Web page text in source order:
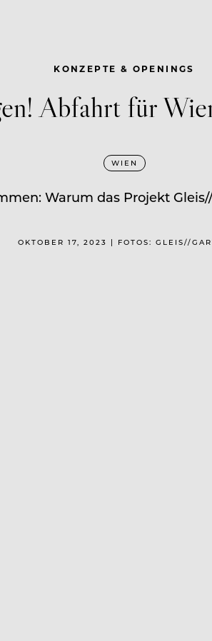
KONZEPTE & OPENINGS
Abfahrt für
WIEN
Warum das Projekt
OKTOBER 17, 2023 | FOTOS: GLEIS//